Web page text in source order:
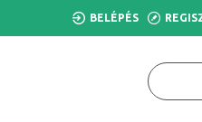
BELÉPÉS